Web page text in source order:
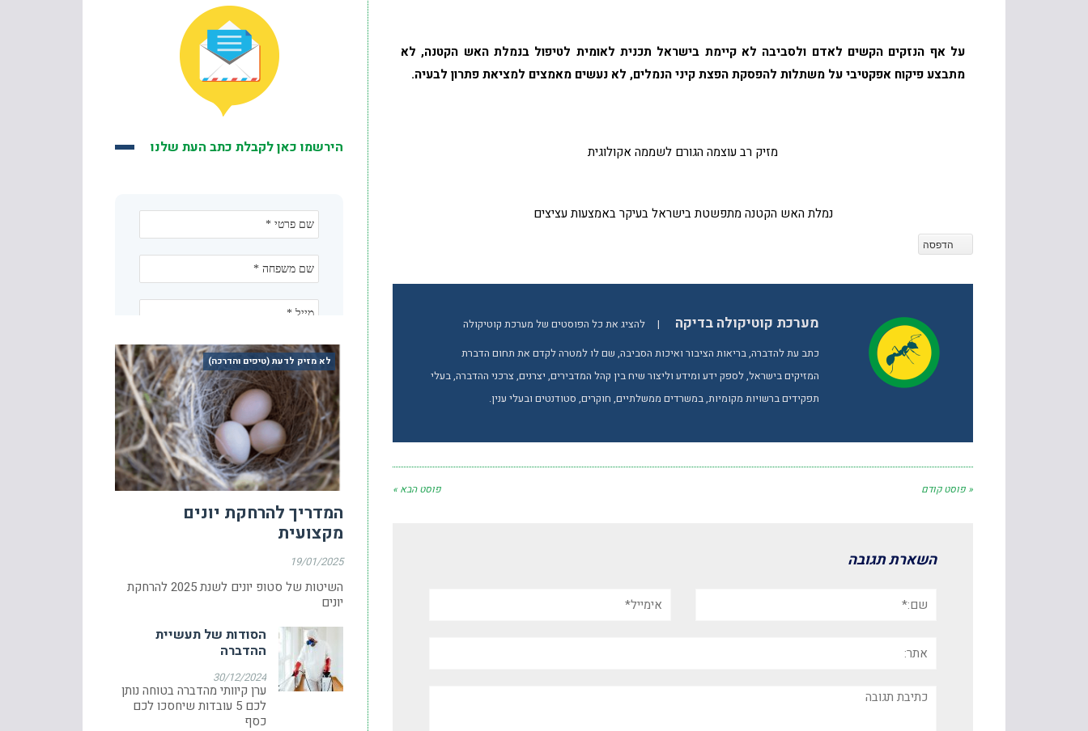
על אף הנזקים הקשים לאדם ולסביבה לא קיימת בישראל תכנית לאומית לטיפול בנמלת האש הקטנה, לא
מתבצע פיקוח אפקטיבי על משתלות להפסקת הפצת קיני הנמלים, לא נעשים מאמצים למציאת פתרון לבעיה.
מזיק רב עוצמה הגורם לשממה אקולוגית
נמלת האש הקטנה מתפשטת בישראל בעיקר באמצעות עציצים
הדפסה
מערכת קוטיקולה בדיקה |
להציג את כל הפוסטים של מערכת קוטיקולה
כתב עת להדברה, בריאות הציבור ואיכות הסביבה, שם לו למטרה לקדם את תחום הדברת
המזיקים בישראל, לספק ידע ומידע וליצור שיח בין קהל המדבירים, יצרנים, צרכני ההדברה, בעלי
תפקידים ברשויות מקומיות, במשרדים ממשלתיים, חוקרים, סטודנטים ובעלי ענין.
« פוסט קודם פוסט הבא »
השארת תגובה
תגובה
הירשמו כאן לקבלת כתב העת שלנו
לא מזיק לדעת (טיפים והדרכה)
המדריך להרחקת יונים
מקצועית
19/01/2025
השיטות של סטופ יונים לשנת 2025 להרחקת
יונים
הסודות של תעשיית
ההדברה
30/12/2024
ערן קיוותי מהדברה בטוחה נותן
לכם 5 עובדות שיחסכו לכם
כסף